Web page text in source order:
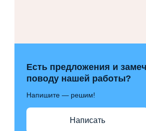
Есть предложения и
поводу нашей работы?
Напишите — решим!
Написать